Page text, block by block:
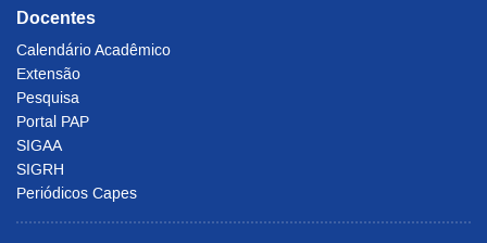
Docentes
Calendário Acadêmico
Extensão
Pesquisa
Portal PAP
SIGAA
SIGRH
Periódicos Capes